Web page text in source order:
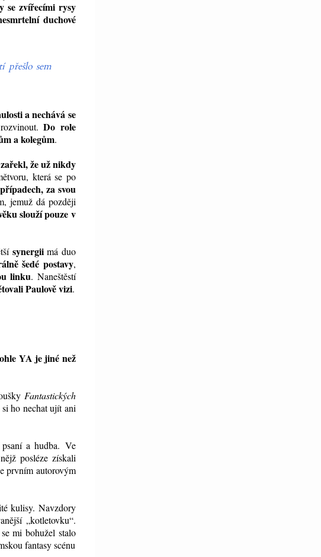
se zvířecími rysy
duchové
přešlo sem
a nechává se
Do role
a kolegům.
že už nikdy
která se po
za svou
jemuž dá později
slouží pouze v
synergiimá duo
šedé postavy,
linku. Naneštěstí
Paulově vizi.
YA je jiné než
Fantastických
ho nechat ujít ani
a hudba. Ve
posléze získali
prvním autorovým
kulisy. Navzdory
„kotletovku“.
mi bohužel stalo
fantasy scénu